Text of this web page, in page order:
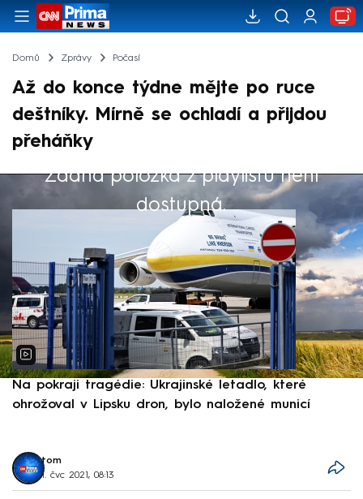
Domů Zprávy Počasí
Až do konce týdne mějte po ruce
deštníky. Mírně se ochladí a přijdou
přeháňky
Žádná položka z playlistu není
dostupná.
Výběr redakce
Na pokraji tragédie: Ukrajinské letadlo, které
ohrožoval v Lipsku dron, bylo naložené municí
tom
1. čvc 2021, 08:13